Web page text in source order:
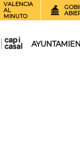
VALENCIA
AL
MINUTO